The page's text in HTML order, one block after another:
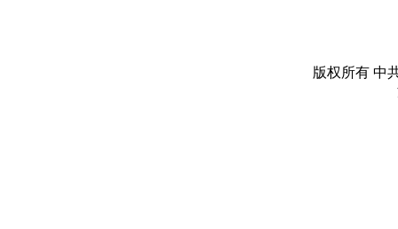
版权所有 中